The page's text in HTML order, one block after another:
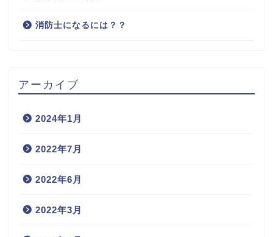
消防士になるには？？
アーカイブ
2024年1月
2022年7月
2022年6月
2022年3月